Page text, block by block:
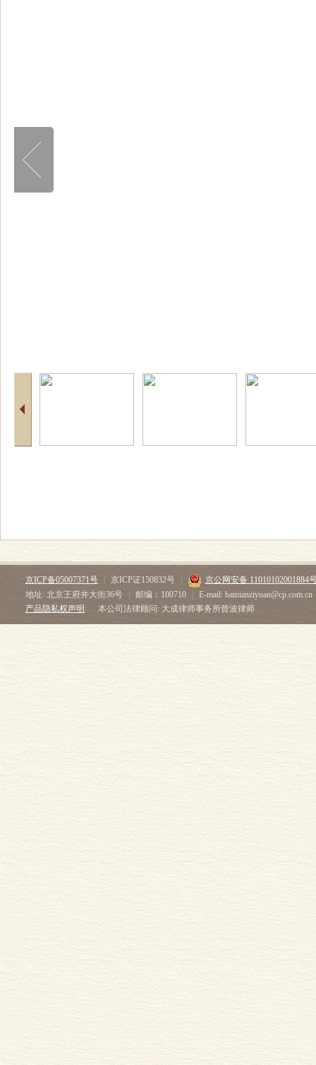
京ICP备05007371号 京ICP证150832号
京公网安备 11010102001884
地址: 北京王府井大街36号
邮编：100710
E-mail: bainianziyuan@cp.com.cn
产品隐私权声明
本公司法律顾问: 大成律师事务所曾波律师